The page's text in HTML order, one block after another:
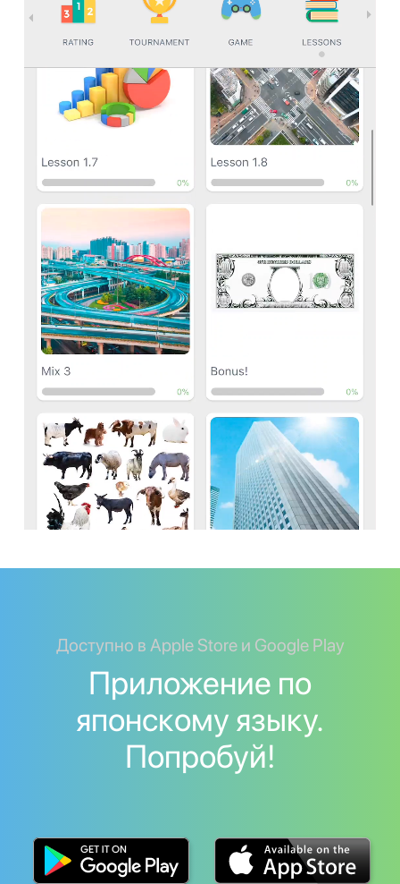
Доступно в Apple Store и Google Play
Приложение по
японскому языку.
Попробуй!